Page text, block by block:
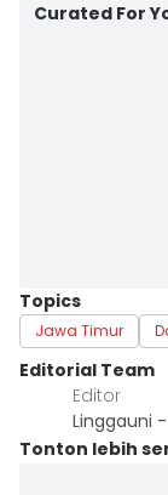
Curated For
Topics
Jawa Timur
Editorial Team
Editor
Linggauni -
Tonton lebih